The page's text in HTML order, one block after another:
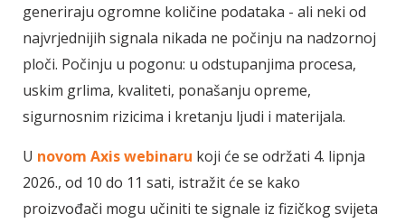
generiraju ogromne količine podataka - ali neki od
najvrjednijih signala nikada ne počinju na nadzornoj
ploči. Počinju u pogonu: u odstupanjima procesa,
uskim grlima, kvaliteti, ponašanju opreme,
sigurnosnim rizicima i kretanju ljudi i materijala.
U novom Axis webinaru koji će se održati 4. lipnja
2026., od 10 do 11 sati, istražit će se kako
proizvođači mogu učiniti te signale iz fizičkog svijeta